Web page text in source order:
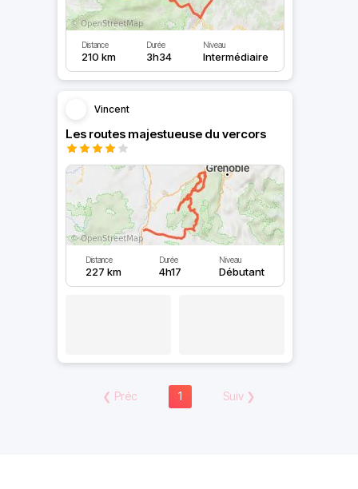
Distance
210 km
Durée
3h34
Niveau
Intermédiaire
Vincent
Les routes majestueuse du vercors
Distance
227 km
Durée
4h17
Niveau
Débutant
❮ Préc 1 Suiv ❯